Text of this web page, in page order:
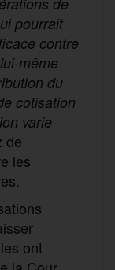
pourrait
contre
même
du
cotisation
varie
de
les
ont